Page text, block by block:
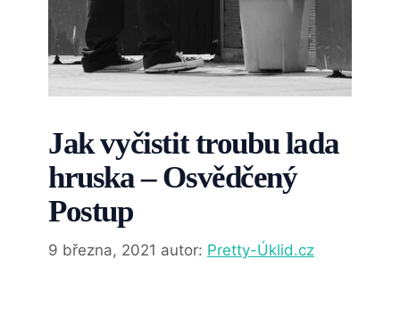
Jak vyčistit troubu lada
hruska – Osvědčený
Postup
9 března, 2021 autor: Pretty-Úklid.cz